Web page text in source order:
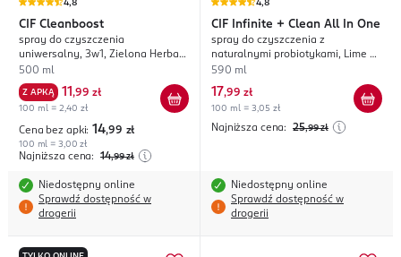
4,8
CIF Cleanboost
spray do czyszczenia
uniwersalny, 3w1, Zielona Herbata
i Eukaliptus
500 ml
Z APKĄ 11 ,99 zł
100 ml = 2,40 zł
Cena bez apki: 14,99 zł
100 ml = 3,00 zł
Najniższa cena: 14,99 zł
Niedostępny online
Sprawdź dostępność w
drogerii
4,8
CIF Infinite + Clean All In One
spray do czyszczenia z
naturalnymi probiotykami, Lime +
Lemongrass, wkład
590 ml
17,99 zł
100 ml = 3,05 zł
Najniższa cena: 25,99 zł
Niedostępny online
Sprawdź dostępność w
drogerii